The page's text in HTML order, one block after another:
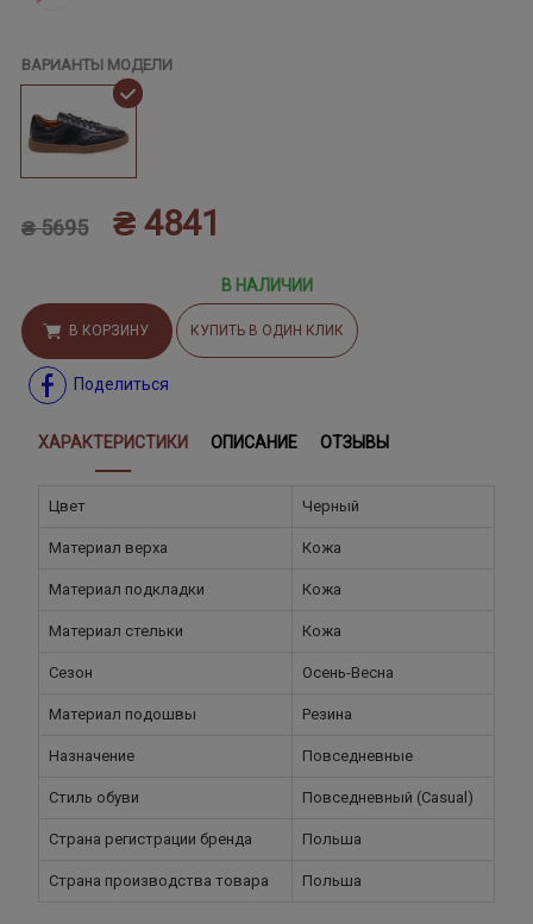
ВАРИАНТЫ МОДЕЛИ
₴ 5695 ₴ 4841
В НАЛИЧИИ
В КОРЗИНУ КУПИТЬ В ОДИН КЛИК
Поделиться
ХАРАКТЕРИСТИКИ ОПИСАНИЕ ОТЗЫВЫ
Цвет Черный
Материал верха Кожа
Материал подкладки Кожа
Материал стельки Кожа
Сезон Осень-Весна
Материал подошвы Резина
Назначение Повседневные
Стиль обуви Повседневный (Casual)
Страна регистрации бренда Польша
Страна производства товара Польша